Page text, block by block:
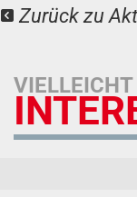
Zurück zu